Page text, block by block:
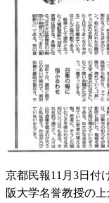
京都民報11月3日付
阪大学名誉教授の